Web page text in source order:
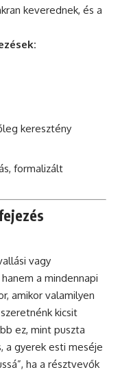
keverednek, és a
keresztény
formalizált
vagy
a mindennapi
amikor valamilyen
kicsit
ez, mint puszta
a gyerek esti meséje
ha a résztvevők